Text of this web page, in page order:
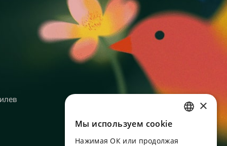
ENGLISH
×
Мы используем сookie
Нажимая ОК или продолжая